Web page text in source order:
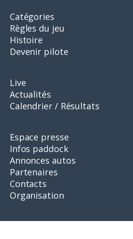
Catégories
Règles du jeu
Histoire
Devenir pilote
Live
Actualités
Calendrier / Résultats
Espace presse
Infos paddock
Annonces autos
Partenaires
Contacts
Organisation